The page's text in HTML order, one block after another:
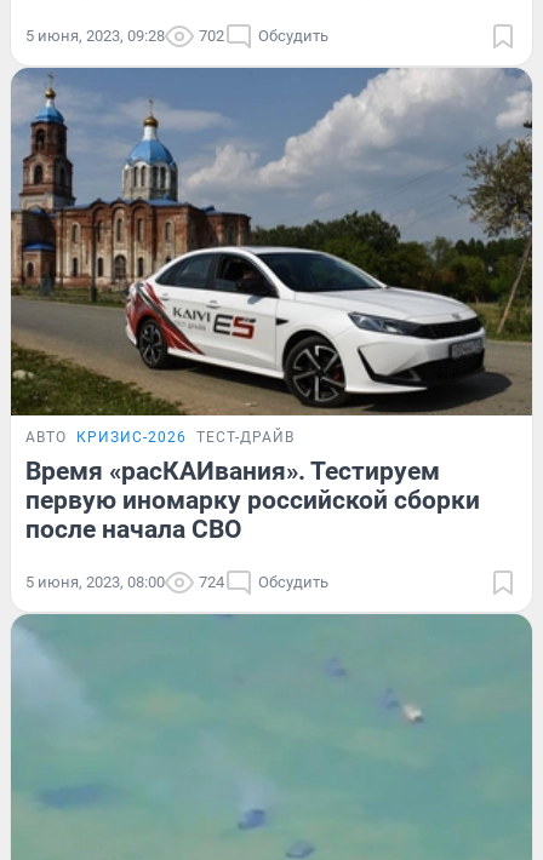
5 июня, 2023, 09:28 702 Обсудить
АВТО КРИЗИС-2026 ТЕСТ-ДРАЙВ
Время «расКАИвания». Тестируем
первую иномарку российской сборки
после начала СВО
5 июня, 2023, 08:00 724 Обсудить